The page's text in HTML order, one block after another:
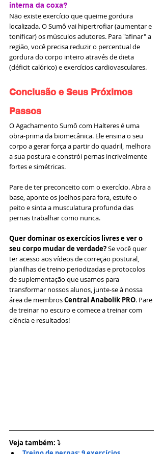
interna da coxa?
Não existe exercício que queime gordura
localizada. O Sumô vai hipertrofiar (aumentar e
tonificar) os músculos adutores. Para "afinar" a
região, você precisa reduzir o percentual de
gordura do corpo inteiro através de dieta
(déficit calórico) e exercícios cardiovasculares.
Conclusão e Seus Próximos
Passos
O Agachamento Sumô com Halteres é uma
obra-prima da biomecânica. Ele ensina o seu
corpo a gerar força a partir do quadril, melhora
a sua postura e constrói pernas incrivelmente
fortes e simétricas.
Pare de ter preconceito com o exercício. Abra a
base, aponte os joelhos para fora, estufe o
peito e sinta a musculatura profunda das
pernas trabalhar como nunca.
Quer dominar os exercícios livres e ver o
seu corpo mudar de verdade? Se você quer
ter acesso aos vídeos de correção postural,
planilhas de treino periodizadas e protocolos
de suplementação que usamos para
transformar nossos alunos, junte-se à nossa
área de membros Central Anabolik PRO. Pare
de treinar no escuro e comece a treinar com
ciência e resultados!
Veja também: ⤵